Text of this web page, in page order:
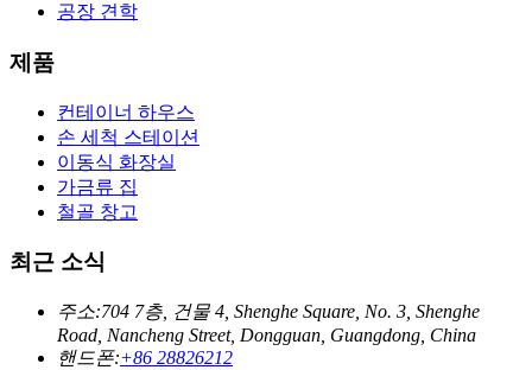
공장 견학
제품
컨테이너 하우스
손 세척 스테이션
이동식 화장실
가금류 집
철골 창고
최근 소식
주소:704 7층, 건물 4, Shenghe Square, No. 3, Shenghe
Road, Nancheng Street, Dongguan, Guangdong, China
핸드폰:+86 28826212